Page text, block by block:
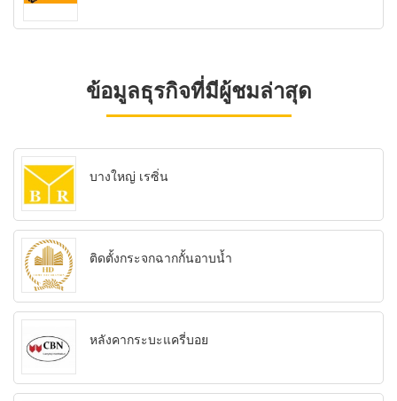
ข้อมูลธุรกิจที่มีผู้ชมล่าสุด
บางใหญ่ เรซิ่น
ติดตั้งกระจกฉากกั้นอาบน้ำ
หลังคากระบะแครี่บอย